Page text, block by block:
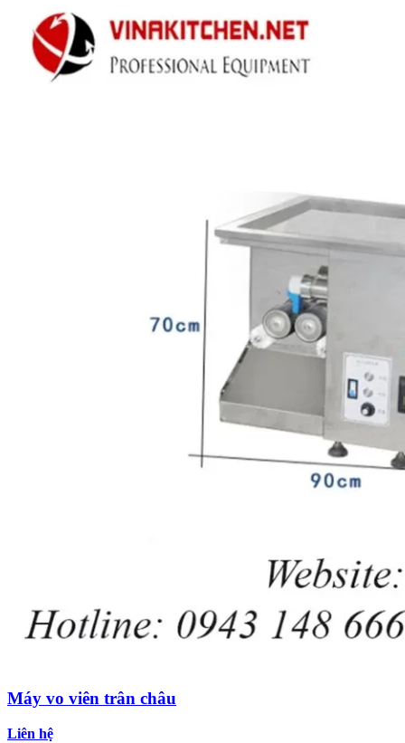
Máy vo viên trân châu
Liên hệ